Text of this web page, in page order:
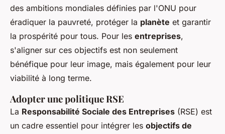
des ambitions mondiales définies par l'ONU pour
éradiquer la pauvreté, protéger la planète et garantir
la prospérité pour tous. Pour les entreprises,
s'aligner sur ces objectifs est non seulement
bénéfique pour leur image, mais également pour leur
viabilité à long terme.
Adopter une politique RSE
La Responsabilité Sociale des Entreprises (RSE) est
un cadre essentiel pour intégrer les objectifs de